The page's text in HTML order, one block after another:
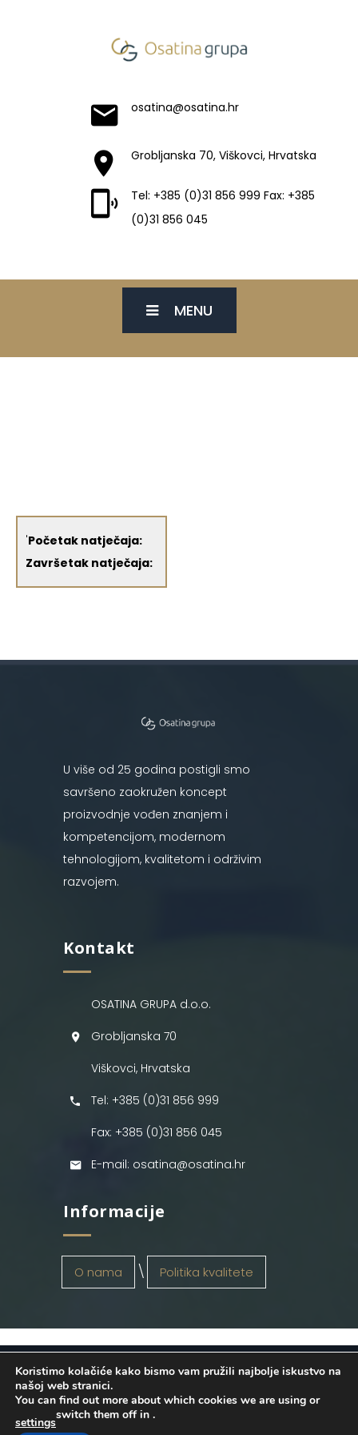
osatina@osatina.hr
Grobljanska 70, Viškovci, Hrvatska
Tel: +385 (0)31 856 999 Fax: +385
(0)31 856 045
MENU
'Početak natječaja:
Završetak natječaja:
U više od 25 godina postigli smo
savršeno zaokružen koncept
proizvodnje vođen znanjem i
kompetencijom, modernom
tehnologijom, kvalitetom i održivim
razvojem.
Kontakt
OSATINA GRUPA d.o.o.
Grobljanska 70
Viškovci, Hrvatska
Tel: +385 (0)31 856 999
Fax: +385 (0)31 856 045
E-mail: osatina@osatina.hr
Informacije
O nama Politika kvalitete
OSATINA GRUPA d.o.o. 2026
. Configured
byINFOS Osijek. Sva prava pridržana.
Koristimo kolačiće kako bismo vam pružili najbolje iskustvo na
našoj web stranici.
You can find out more about which cookies we are using or
switch them off in
settings
.